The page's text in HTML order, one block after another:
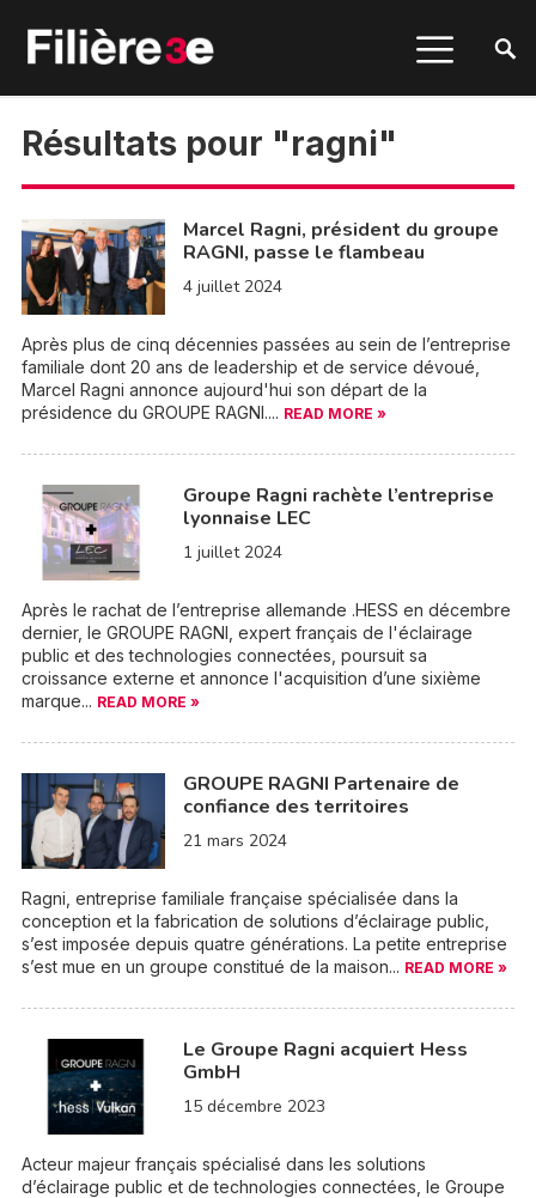
Résultats pour "ragni"
Marcel Ragni, président du groupe
RAGNI, passe le flambeau
4 juillet 2024
Après plus de cinq décennies passées au sein de l’entreprise
familiale dont 20 ans de leadership et de service dévoué,
Marcel Ragni annonce aujourd'hui son départ de la
présidence du GROUPE RAGNI.... READ MORE »
Groupe Ragni rachète l’entreprise
lyonnaise LEC
1 juillet 2024
Après le rachat de l’entreprise allemande .HESS en décembre
dernier, le GROUPE RAGNI, expert français de l'éclairage
public et des technologies connectées, poursuit sa
croissance externe et annonce l'acquisition d’une sixième
marque... READ MORE »
GROUPE RAGNI Partenaire de
confiance des territoires
21 mars 2024
Ragni, entreprise familiale française spécialisée dans la
conception et la fabrication de solutions d’éclairage public,
s’est imposée depuis quatre générations. La petite entreprise
s’est mue en un groupe constitué de la maison... READ MORE »
Le Groupe Ragni acquiert Hess
GmbH
15 décembre 2023
Acteur majeur français spécialisé dans les solutions
d’éclairage public et de technologies connectées, le Groupe